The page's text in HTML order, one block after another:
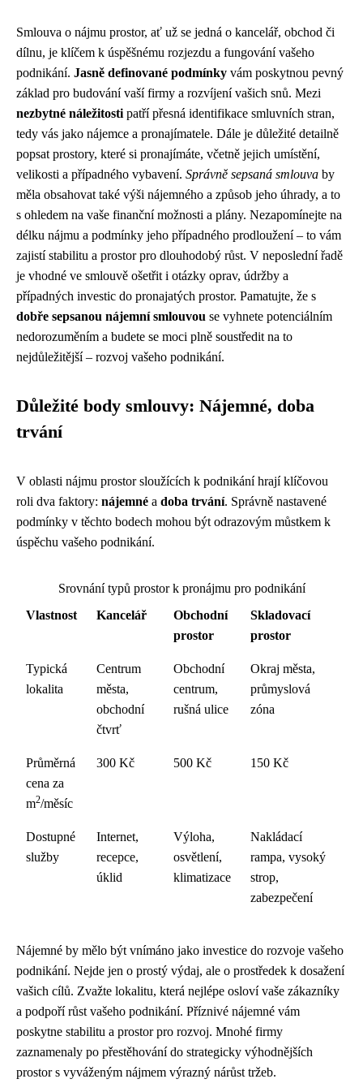
Smlouva o nájmu prostor, ať už se jedná o kancelář, obchod či
dílnu, je klíčem k úspěšnému rozjezdu a fungování vašeho
podnikání. Jasně definované podmínky vám poskytnou pevný
základ pro budování vaší firmy a rozvíjení vašich snů. Mezi
nezbytné náležitosti patří přesná identifikace smluvních stran,
tedy vás jako nájemce a pronajímatele. Dále je důležité detailně
popsat prostory, které si pronajímáte, včetně jejich umístění,
velikosti a případného vybavení. Správně sepsaná smlouva by
měla obsahovat také výši nájemného a způsob jeho úhrady, a to
s ohledem na vaše finanční možnosti a plány. Nezapomínejte na
délku nájmu a podmínky jeho případného prodloužení – to vám
zajistí stabilitu a prostor pro dlouhodobý růst. V neposlední řadě
je vhodné ve smlouvě ošetřit i otázky oprav, údržby a
případných investic do pronajatých prostor. Pamatujte, že s
dobře sepsanou nájemní smlouvou se vyhnete potenciálním
nedorozuměním a budete se moci plně soustředit na to
nejdůležitější – rozvoj vašeho podnikání.
Důležité body smlouvy: Nájemné, doba
trvání
V oblasti nájmu prostor sloužících k podnikání hrají klíčovou
roli dva faktory: nájemné a doba trvání. Správně nastavené
podmínky v těchto bodech mohou být odrazovým můstkem k
úspěchu vašeho podnikání.
Srovnání typů prostor k pronájmu pro podnikání
Vlastnost
Kancelář
Obchodní
prostor
Skladovací
prostor
Typická
lokalita
Centrum
města,
obchodní
čtvrť
Obchodní
centrum,
rušná ulice
Okraj města,
průmyslová
zóna
Průměrná
cena za
m2/měsíc
300 Kč 500 Kč 150 Kč
Dostupné
služby
Internet,
recepce,
úklid
Výloha,
osvětlení,
klimatizace
Nakládací
rampa, vysoký
strop,
zabezpečení
Nájemné by mělo být vnímáno jako investice do rozvoje vašeho
podnikání. Nejde jen o prostý výdaj, ale o prostředek k dosažení
vašich cílů. Zvažte lokalitu, která nejlépe osloví vaše zákazníky
a podpoří růst vašeho podnikání. Příznivé nájemné vám
poskytne stabilitu a prostor pro rozvoj. Mnohé firmy
zaznamenaly po přestěhování do strategicky výhodnějších
prostor s vyváženým nájmem výrazný nárůst tržeb.